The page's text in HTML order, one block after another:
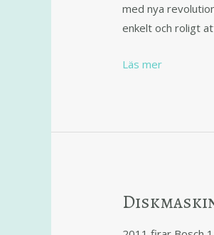
med nya
enkelt och roligt
Läs mer